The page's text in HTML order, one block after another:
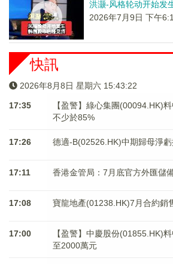
洪灏-风格轮动开始发
2026年7月9日 下午
快訊
2026年8月8日 星期六 15:43:22
17:35
【盈警】綠心集團(00094.HK)
不少於85%
17:26 德適-B(02526.HK)中期歸母淨
17:11 香港金管局：7月底官方外匯儲
17:08 寶龍地產(01238.HK)7月合約銷
17:00
【盈警】中慶股份(01855.HK)
至2000萬元